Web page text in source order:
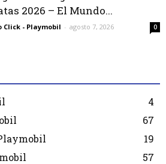
2026 – El Mundo...
Click - Playmobil - agosto 7, 2026 0
4
67
19
57